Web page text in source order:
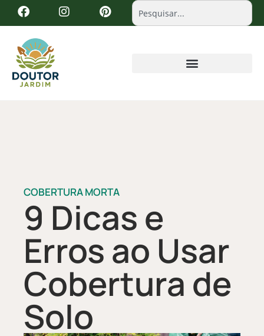
COBERTURA MORTA
9 Dicas e
Erros ao Usar
Cobertura de
Solo